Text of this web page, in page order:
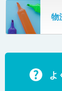
SR802
ECD500A
ECD2700
BD200・
カーゴタイザ
物
よ